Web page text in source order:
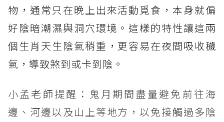
物，通常只在晚上出來活動覓食，本身就偏
好陰暗潮濕與洞穴環境。這樣的特性讓這兩
個生肖天生陰氣稍重，更容易在夜間吸收穢
氣，導致煞到或卡到陰。
小孟老師提醒：鬼月期間盡量避免前往海
邊、河邊以及山上等地方，以免接觸過多陰